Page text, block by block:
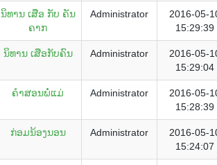
ນິທານ ເສືອ ກັບ ຄັນ
ຄາກ
Administrator
2016-05-
15:29:39
ນິທານ ເສືອກັບຄົນ Administrator
2016-05-
15:29:04
ຄຳສອນພໍ່ແມ່ Administrator
2016-05-
15:28:39
ກ່ອມນ້ອງນອນ Administrator
2016-05-
15:24:07